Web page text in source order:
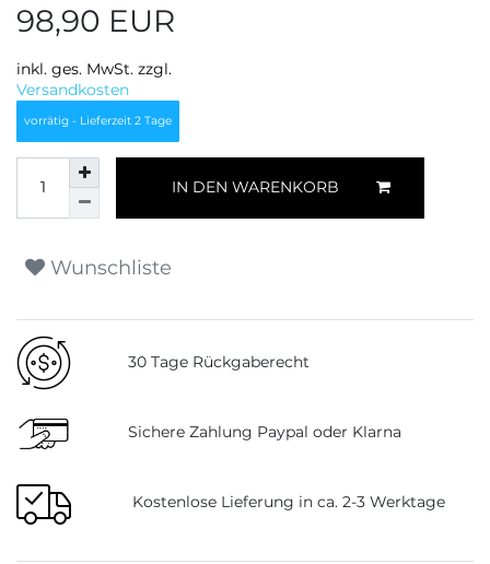
98,90 EUR
inkl. ges. MwSt. zzgl.
Versandkosten
vorrätig - Lieferzeit 2 Tage
IN DEN WARENKORB
Wunschliste
30 Tage Rückgaberecht
Sichere Zahlung Paypal oder Klarna
Kostenlose Lieferung in ca. 2-3 Werktage